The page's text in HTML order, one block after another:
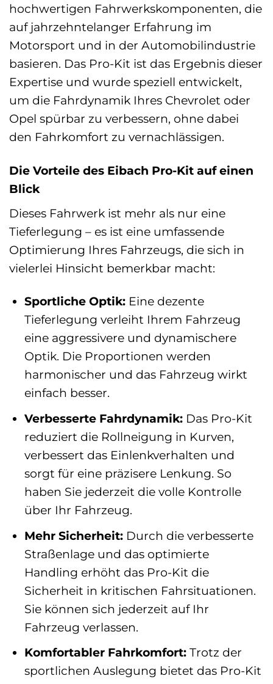
hochwertigen Fahrwerkskomponenten, die
auf jahrzehntelanger Erfahrung im
Motorsport und in der Automobilindustrie
basieren. Das Pro-Kit ist das Ergebnis dieser
Expertise und wurde speziell entwickelt,
um die Fahrdynamik Ihres Chevrolet oder
Opel spürbar zu verbessern, ohne dabei
den Fahrkomfort zu vernachlässigen.
Die Vorteile des Eibach Pro-Kit auf einen
Blick
Dieses Fahrwerk ist mehr als nur eine
Tieferlegung – es ist eine umfassende
Optimierung Ihres Fahrzeugs, die sich in
vielerlei Hinsicht bemerkbar macht:
Sportliche Optik:Eine dezente
Tieferlegung verleiht Ihrem Fahrzeug
eine aggressivere und dynamischere
Optik. Die Proportionen werden
harmonischer und das Fahrzeug wirkt
einfach besser.
Verbesserte Fahrdynamik:Das Pro-Kit
reduziert die Rollneigung in Kurven,
verbessert das Einlenkverhalten und
sorgt für eine präzisere Lenkung. So
haben Sie jederzeit die volle Kontrolle
über Ihr Fahrzeug.
Mehr Sicherheit:Durch die verbesserte
Straßenlage und das optimierte
Handling erhöht das Pro-Kit die
Sicherheit in kritischen Fahrsituationen.
Sie können sich jederzeit auf Ihr
Fahrzeug verlassen.
Komfortabler Fahrkomfort:Trotz der
sportlichen Auslegung bietet das Pro-Kit